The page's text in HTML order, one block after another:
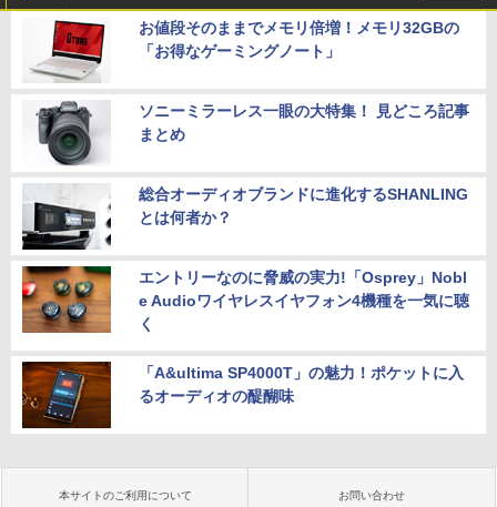
お値段そのままでメモリ倍増！メモリ32GBの
「お得なゲーミングノート」
ソニーミラーレス一眼の大特集！ 見どころ記事
まとめ
総合オーディオブランドに進化するSHANLING
とは何者か？
エントリーなのに脅威の実力!「Osprey」Nobl
e Audioワイヤレスイヤフォン4機種を一気に聴
く
「A&ultima SP4000T」の魅力！ポケットに入
るオーディオの醍醐味
本サイトのご利用について お問い合わせ